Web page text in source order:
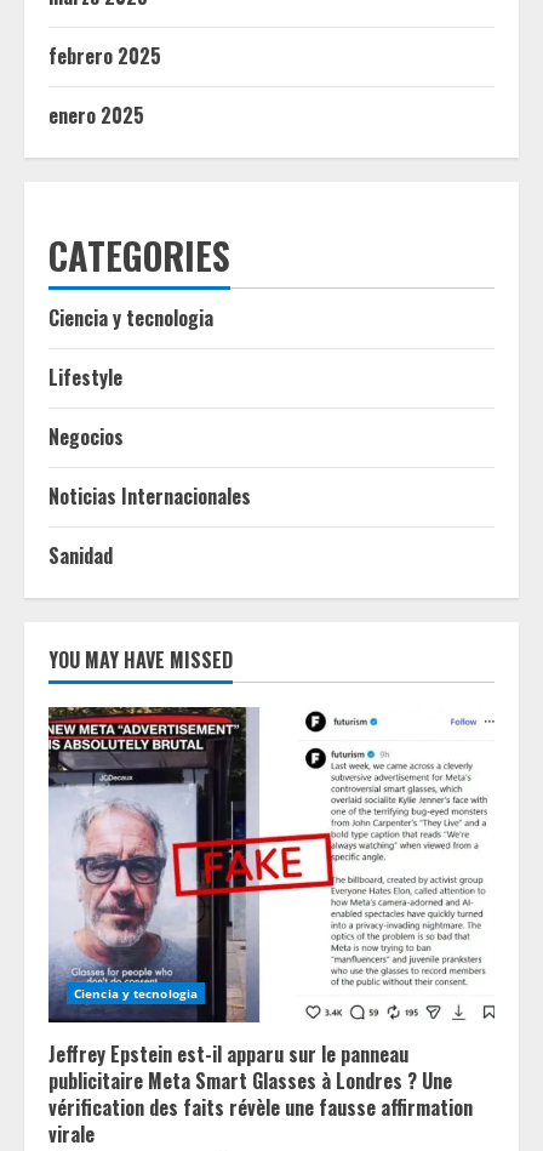
febrero 2025
enero 2025
CATEGORIES
Ciencia y tecnologia
Lifestyle
Negocios
Noticias Internacionales
Sanidad
YOU MAY HAVE MISSED
Ciencia y tecnologia
Jeffrey Epstein est-il apparu sur le panneau
publicitaire Meta Smart Glasses à Londres ? Une
vérification des faits révèle une fausse affirmation
virale